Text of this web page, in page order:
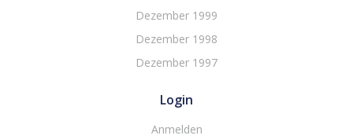
Dezember 1999
Dezember 1998
Dezember 1997
Login
Anmelden